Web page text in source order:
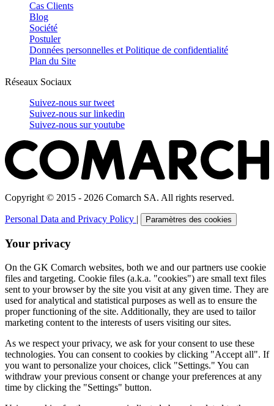
Cas Clients
Blog
Société
Postuler
Données personnelles et Politique de confidentialité
Plan du Site
Réseaux Sociaux
Suivez-nous surtweet
Suivez-nous surlinkedin
Suivez-nous suryoutube
Copyright © 2015 - 2026 Comarch SA. All rights reserved.
Personal Data and Privacy Policy | Paramètres des cookies
Your privacy
On the GK Comarch websites, both we and our partners use cookie
files and targeting. Cookie files (a.k.a. "cookies") are small text files
sent to your browser by the site you visit at any given time. They are
used for analytical and statistical purposes as well as to ensure the
proper functioning of the site. Additionally, they are used to tailor
marketing content to the interests of users visiting our sites.
As we respect your privacy, we ask for your consent to use these
technologies. You can consent to cookies by clicking "Accept all". If
you want to personalize your choices, click "Settings." You can
withdraw your previous consent or change your preferences at any
time by clicking the "Settings" button.